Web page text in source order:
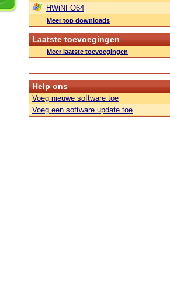
HWiNFO64
Meer top downloads
Laatste toevoegingen
Meer laatste toevoegingen
Help ons
Voeg nieuwe software toe
Voeg een software update toe